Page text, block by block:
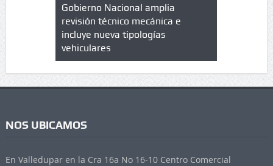
de
en
Gobierno Nacional amplia
revisión técnico mecánica e
incluye nueva tipologías
vehiculares
NOS UBICAMOS
En Valledupar en la Cra 16a No 16-10 Centro Comercial